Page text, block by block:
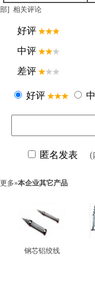
部] 相关评论
更多»本企业其它产品
钢芯铝绞线